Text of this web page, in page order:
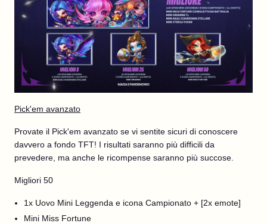
Pick'em avanzato
Provate il Pick'em avanzato se vi sentite sicuri di conoscere
davvero a fondo TFT! I risultati saranno più difficili da
prevedere, ma anche le ricompense saranno più succose.
Migliori 50
1x Uovo Mini Leggenda e icona Campionato + [2x emote]
Mini Miss Fortune